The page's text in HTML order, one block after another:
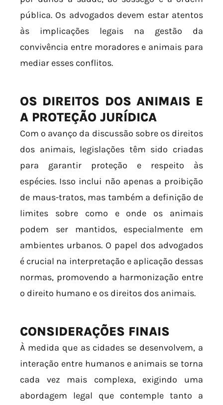
pública. Os advogados devem estar atentos
às implicações legais na gestão da
convivência entre moradores e animais para
mediar esses conflitos.
OS DIREITOS DOS ANIMAIS E
A PROTEÇÃO JURÍDICA
Com o avanço da discussão sobre os direitos
dos animais, legislações têm sido criadas
para garantir proteção e respeito às
espécies. Isso inclui não apenas a proibição
de maus-tratos, mas também a definição de
limites sobre como e onde os animais
podem ser mantidos, especialmente em
ambientes urbanos. O papel dos advogados
é crucial na interpretação e aplicação dessas
normas, promovendo a harmonização entre
o direito humano e os direitos dos animais.
CONSIDERAÇÕES FINAIS
À medida que as cidades se desenvolvem, a
interação entre humanos e animais se torna
cada vez mais complexa, exigindo uma
abordagem legal que contemple tanto a